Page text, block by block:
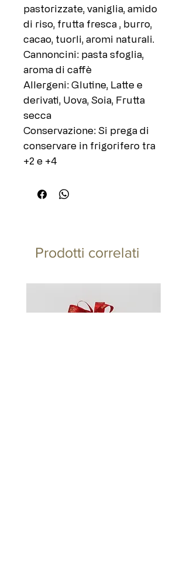
pastorizzate, vaniglia, amido
di riso, frutta fresca , burro,
cacao, tuorli, aromi naturali.
Cannoncini: pasta sfoglia,
aroma di caffè
Allergeni: Glutine, Latte e
derivati, Uova, Soia, Frutta
secca
Conservazione: Si prega di
conservare in frigorifero tra
+2 e +4
Prodotti correlati